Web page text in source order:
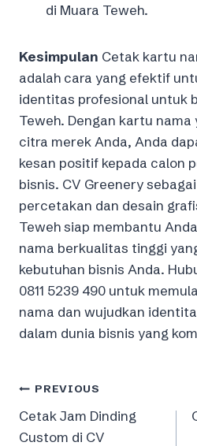
di Muara Teweh.
Kesimpulan Cetak kartu
adalah cara yang efektif
identitas profesional untuk
Teweh. Dengan kartu
citra merek Anda, Anda
kesan positif kepada calon
bisnis. CV Greenery
percetakan dan desain
Teweh siap membantu
nama berkualitas tinggi
kebutuhan bisnis Anda.
0811 5239 490 untuk
nama dan wujudkan
dalam dunia bisnis yang
Post
navigation
PREVIOUS
Cetak Jam Dinding
Custom di CV